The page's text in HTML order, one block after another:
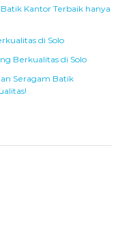
Kantor Terbaik hanya
di Solo
Berkualitas di Solo
Seragam Batik